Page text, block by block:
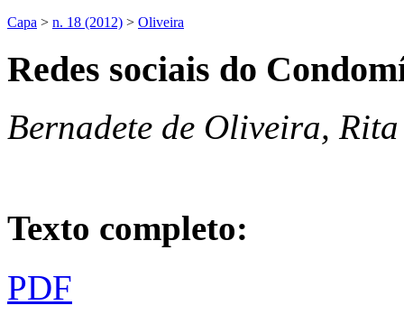
Capa > n. 18 (2012) > Oliveira
Redes sociais do
Bernadete de Oliveira,
Texto completo:
PDF